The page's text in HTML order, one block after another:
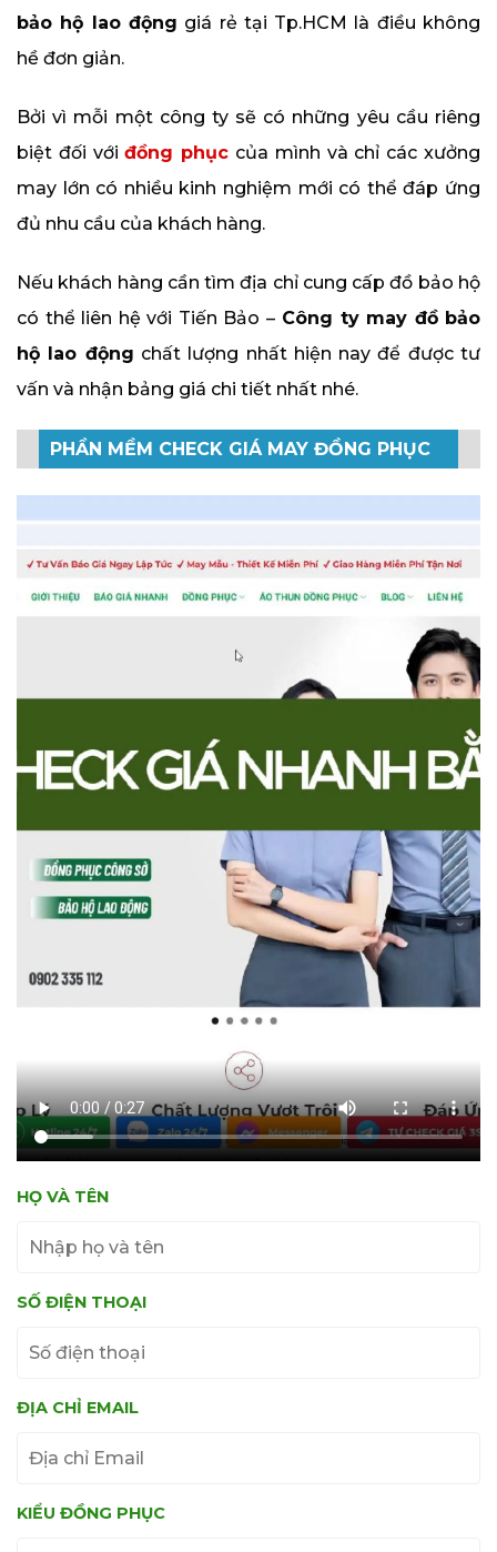
bảo hộ lao động giá rẻ tại Tp.HCM là điều không
hề đơn giản.
Bởi vì mỗi một công ty sẽ có những yêu cầu riêng
biệt đối vớiđồng phục của mình và chỉ các xưởng
may lớn có nhiều kinh nghiệm mới có thể đáp ứng
đủ nhu cầu của khách hàng.
Nếu khách hàng cần tìm địa chỉ cung cấp đồ bảo hộ
có thể liên hệ với Tiến Bảo –Công ty may đồ bảo
hộ lao động chất lượng nhất hiện nay để được tư
vấn và nhận bảng giá chi tiết nhất nhé.
PHẦN MỀM CHECK GIÁ MAY ĐỒNG PHỤC
HỌ VÀ TÊN
SỐ ĐIỆN THOẠI
ĐỊA CHỈ EMAIL
KIỂU ĐỒNG PHỤC